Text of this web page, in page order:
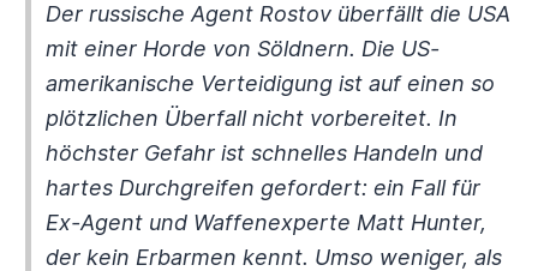
Der russische Agent Rostov überfällt die USA
mit einer Horde von Söldnern. Die US-
amerikanische Verteidigung ist auf einen so
plötzlichen Überfall nicht vorbereitet. In
höchster Gefahr ist schnelles Handeln und
hartes Durchgreifen gefordert: ein Fall für
Ex-Agent und Waffenexperte Matt Hunter,
der kein Erbarmen kennt. Umso weniger, als